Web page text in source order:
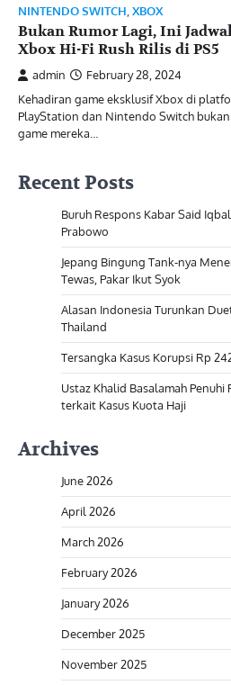
NINTENDO SWITCH XBOX
Bukan Rumor Lagi, Ini
Xbox Hi-Fi Rush Rilis di PS5
admin
February 28, 2024
Kehadiran game eksklusif Xbox di
PlayStation dan Nintendo Switch
game mereka…
Recent Posts
Buruh Respons Kabar Said
Prabowo
Jepang Bingung Tank-nya
Tewas, Pakar Ikut Syok
Alasan Indonesia Turunkan
Thailand
Tersangka Kasus Korupsi Rp
Ustaz Khalid Basalamah Penuhi
terkait Kasus Kuota Haji
Archives
June 2026
April 2026
March 2026
February 2026
January 2026
December 2025
November 2025